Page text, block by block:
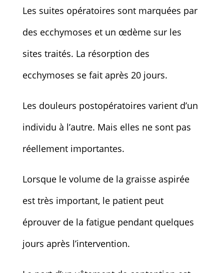
Les suites opératoires sont marquées par
des ecchymoses et un œdème sur les
sites traités. La résorption des
ecchymoses se fait après 20 jours.
Les douleurs postopératoires varient d’un
individu à l’autre. Mais elles ne sont pas
réellement importantes.
Lorsque le volume de la graisse aspirée
est très important, le patient peut
éprouver de la fatigue pendant quelques
jours après l’intervention.